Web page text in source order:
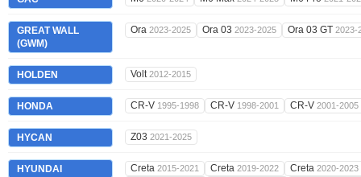
GREAT WALL
(GWM)
Ora 2023-2025 Ora 03 2023-2025 Ora 03 GT 2023-
HOLDEN Volt2012-2015
HONDA CR-V 1995-1998 CR-V 1998-2001 CR-V 2001-2005
HYCAN Z03 2021-2025
HYUNDAI Creta 2015-2021 Creta 2019-2022 Creta 2020-2023